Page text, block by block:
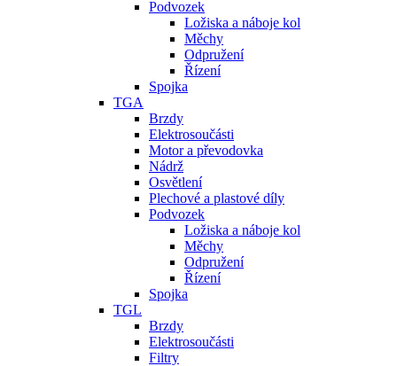
Podvozek
Ložiska a náboje kol
Měchy
Odpružení
Řízení
Spojka
TGA
Brzdy
Elektrosoučásti
Motor a převodovka
Nádrž
Osvětlení
Plechové a plastové díly
Podvozek
Ložiska a náboje kol
Měchy
Odpružení
Řízení
Spojka
TGL
Brzdy
Elektrosoučásti
Filtry